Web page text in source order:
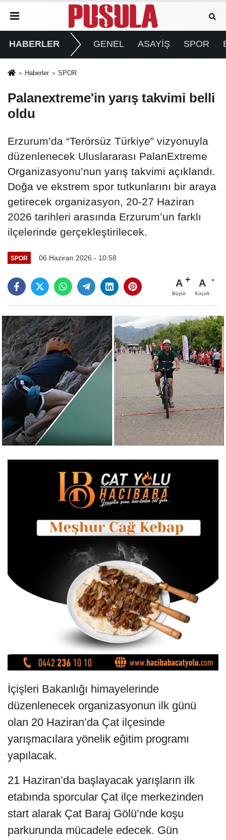
HABERLER GENEL ASAYİŞ SPOR
Haberler SPOR
Palanextreme'in yarış takvimi belli
oldu
Erzurum’da “Terörsüz Türkiye” vizyonuyla
düzenlenecek Uluslararası PalanExtreme
Organizasyonu’nun yarış takvimi açıklandı.
Doğa ve ekstrem spor tutkunlarını bir araya
getirecek organizasyon, 20-27 Haziran
2026 tarihleri arasında Erzurum’un farklı
ilçelerinde gerçekleştirilecek.
SPOR 06 Haziran 2026 - 10:58
A
Büyüt
A
Küçült
İçişleri Bakanlığı himayelerinde
düzenlenecek organizasyonun ilk günü
olan 20 Haziran’da Çat ilçesinde
yarışmacılara yönelik eğitim programı
yapılacak.
21 Haziran’da başlayacak yarışların ilk
etabında sporcular Çat ilçe merkezinden
start alarak Çat Baraj Gölü’nde koşu
parkurunda mücadele edecek. Gün